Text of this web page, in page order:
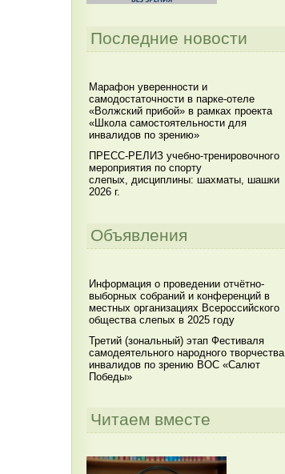
Последние новости
Марафон уверенности и
самодостаточности в парке-отеле
«Волжский прибой» в рамках проекта
«Школа самостоятельности для
инвалидов по зрению»
ПРЕСС-РЕЛИЗ учебно-тренировочного
мероприятия по спорту
слепых, дисциплины: шахматы, шашки
2026 г.
Объявления
Информация о проведении отчётно-
выборных собраний и конференций в
местных организациях Всероссийского
общества слепых в 2025 году
Третий (зональный) этап Фестиваля
самодеятельного народного творчества
инвалидов по зрению ВОС «Салют
Победы»
Читаем вместе